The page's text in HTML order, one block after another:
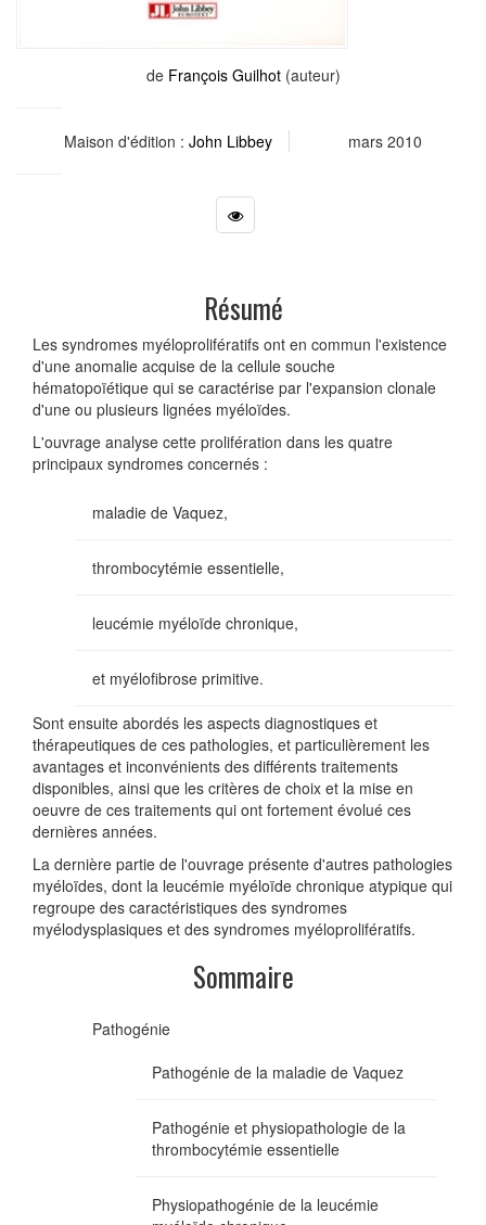
de François Guilhot(auteur)
Maison d'édition : John Libbey mars 2010
Résumé
Les syndromes myéloprolifératifs ont en commun l'existence
d'une anomalie acquise de la cellule souche
hématopoïétique qui se caractérise par l'expansion clonale
d'une ou plusieurs lignées myéloïdes.
L'ouvrage analyse cette prolifération dans les quatre
principaux syndromes concernés :
maladie de Vaquez,
thrombocytémie essentielle,
leucémie myéloïde chronique,
et myélofibrose primitive.
Sont ensuite abordés les aspects diagnostiques et
thérapeutiques de ces pathologies, et particulièrement les
avantages et inconvénients des différents traitements
disponibles, ainsi que les critères de choix et la mise en
oeuvre de ces traitements qui ont fortement évolué ces
dernières années.
La dernière partie de l'ouvrage présente d'autres pathologies
myéloïdes, dont la leucémie myéloïde chronique atypique qui
regroupe des caractéristiques des syndromes
myélodysplasiques et des syndromes myéloprolifératifs.
Sommaire
Pathogénie
Pathogénie de la maladie de Vaquez
Pathogénie et physiopathologie de la
thrombocytémie essentielle
Physiopathogénie de la leucémie